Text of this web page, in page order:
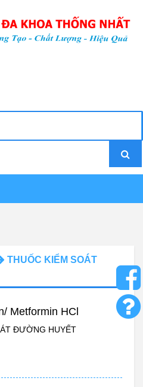
THUỐC KIỂM SOÁT
Metformin HCl
ĐƯỜNG HUYẾT